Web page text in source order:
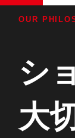
OUR
シ
大